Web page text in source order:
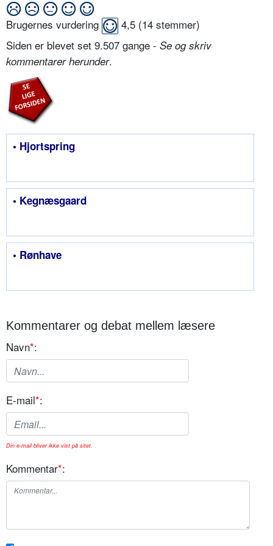
Brugernes vurdering 4,5 (14 stemmer)
Siden er blevet set 9.507 gange - Se og skriv
kommentarer herunder.
• Hjortspring
• Kegnæsgaard
• Rønhave
Kommentarer og debat mellem læsere
Navn*:
E-mail*:
Din e-mail bliver ikke vist på sitet.
Kommentar*: